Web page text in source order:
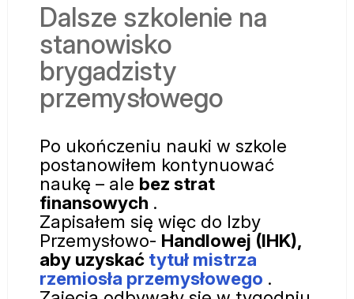
Dalsze szkolenie na
stanowisko
brygadzisty
przemysłowego
Po ukończeniu nauki w szkole
postanowiłem kontynuować
naukę – ale bez strat
finansowych .
Zapisałem się więc do Izby
Przemysłowo- Handlowej (IHK),
aby uzyskać tytuł mistrza
rzemiosła przemysłowego .